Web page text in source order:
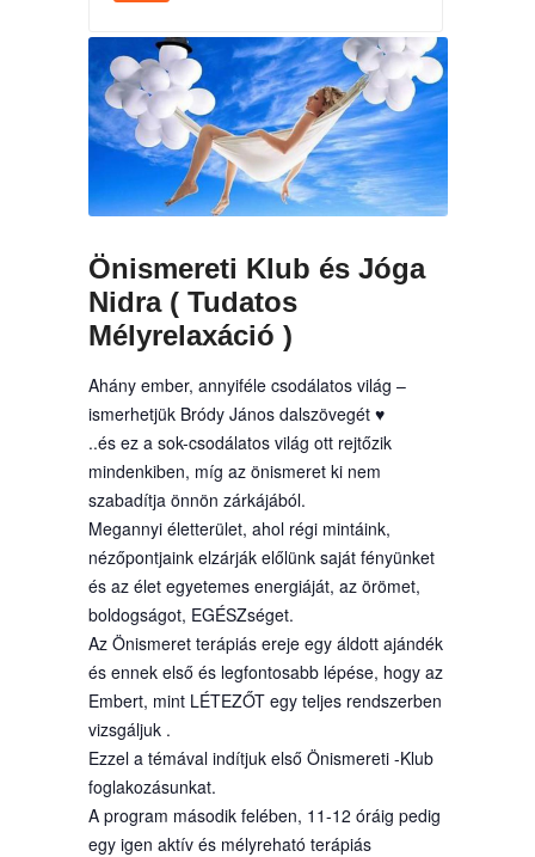
Önismereti Klub és Jóga
Nidra ( Tudatos
Mélyrelaxáció )
Ahány ember, annyiféle csodálatos világ –
ismerhetjük Bródy János dalszövegét ♥
..és ez a sok-csodálatos világ ott rejtőzik
mindenkiben, míg az önismeret ki nem
szabadítja önnön zárkájából.
Megannyi életterület, ahol régi mintáink,
nézőpontjaink elzárják előlünk saját fényünket
és az élet egyetemes energiáját, az örömet,
boldogságot, EGÉSZséget.
Az Önismeret terápiás ereje egy áldott ajándék
és ennek első és legfontosabb lépése, hogy az
Embert, mint LÉTEZŐT egy teljes rendszerben
vizsgáljuk .
Ezzel a témával indítjuk első Önismereti -Klub
foglakozásunkat.
A program második felében, 11-12 óráig pedig
egy igen aktív és mélyreható terápiás